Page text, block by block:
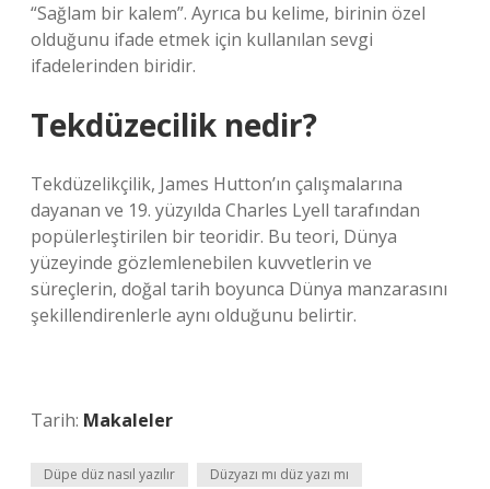
“Sağlam bir kalem”. Ayrıca bu kelime, birinin özel
olduğunu ifade etmek için kullanılan sevgi
ifadelerinden biridir.
Tekdüzecilik nedir?
Tekdüzelikçilik, James Hutton’ın çalışmalarına
dayanan ve 19. yüzyılda Charles Lyell tarafından
popülerleştirilen bir teoridir. Bu teori, Dünya
yüzeyinde gözlemlenebilen kuvvetlerin ve
süreçlerin, doğal tarih boyunca Dünya manzarasını
şekillendirenlerle aynı olduğunu belirtir.
Tarih: Makaleler
Düpe düz nasıl yazılır Düzyazı mı düz yazı mı